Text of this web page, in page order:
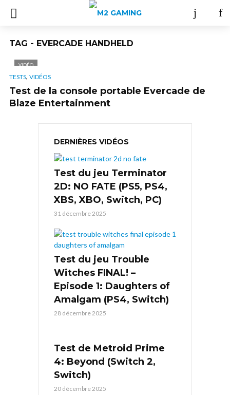
TAG - EVERCADE HANDHELD
VIDÉO
TESTS, VIDÉOS
Test de la console portable Evercade de
Blaze Entertainment
DERNIÈRES VIDÉOS
Test du jeu Terminator
2D: NO FATE (PS5, PS4,
XBS, XBO, Switch, PC)
31 décembre 2025
Test du jeu Trouble
Witches FINAL! –
Episode 1: Daughters of
Amalgam (PS4, Switch)
28 décembre 2025
Test de Metroid Prime
4: Beyond (Switch 2,
Switch)
20 décembre 2025